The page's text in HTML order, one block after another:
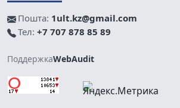
Пошта: 1ult.kz@gmail.com
Тел: +7 707 878 85 89
ПоддержкаWebAudit